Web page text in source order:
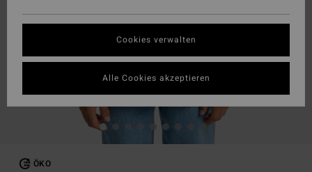
ÖKO
Cookies verwalten
Alle Cookies akzeptieren